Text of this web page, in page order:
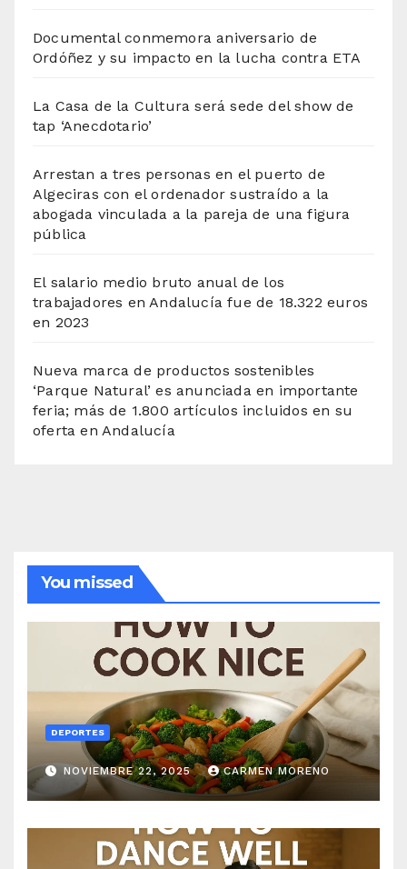
Documental conmemora aniversario de
Ordóñez y su impacto en la lucha contra ETA
La Casa de la Cultura será sede del show de
tap ‘Anecdotario’
Arrestan a tres personas en el puerto de
Algeciras con el ordenador sustraído a la
abogada vinculada a la pareja de una figura
pública
El salario medio bruto anual de los
trabajadores en Andalucía fue de 18.322 euros
en 2023
Nueva marca de productos sostenibles
‘Parque Natural’ es anunciada en importante
feria; más de 1.800 artículos incluidos en su
oferta en Andalucía
You missed
DEPORTES
NOVIEMBRE 22, 2025 CARMEN MORENO